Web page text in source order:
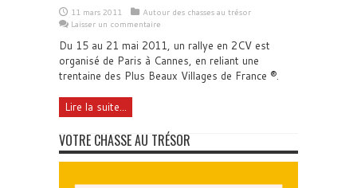
11 mars 2011
Autour des chasses au trésor
Laisser un commentaire
Du 15 au 21 mai 2011, un rallye en 2CV est
organisé de Paris à Cannes, en reliant une
trentaine des Plus Beaux Villages de France ®.
Lire la suite...
VOTRE CHASSE AU TRÉSOR